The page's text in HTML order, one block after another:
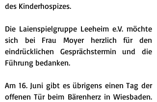
des Kinderhospizes.
Die Laienspielgruppe Leeheim e.V. möchte
sich bei Frau Moyer herzlich für den
eindrücklichen Gesprächstermin und die
Führung bedanken.
Am 16. Juni gibt es übrigens einen Tag der
offenen Tür beim Bärenherz in Wiesbaden.